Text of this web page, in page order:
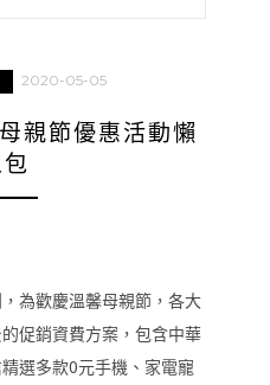
2020-05-05
親節優惠活動懶
為歡慶溫馨母親節，各大
促銷資費方案，包含中華
選多款0元手機、家電寵